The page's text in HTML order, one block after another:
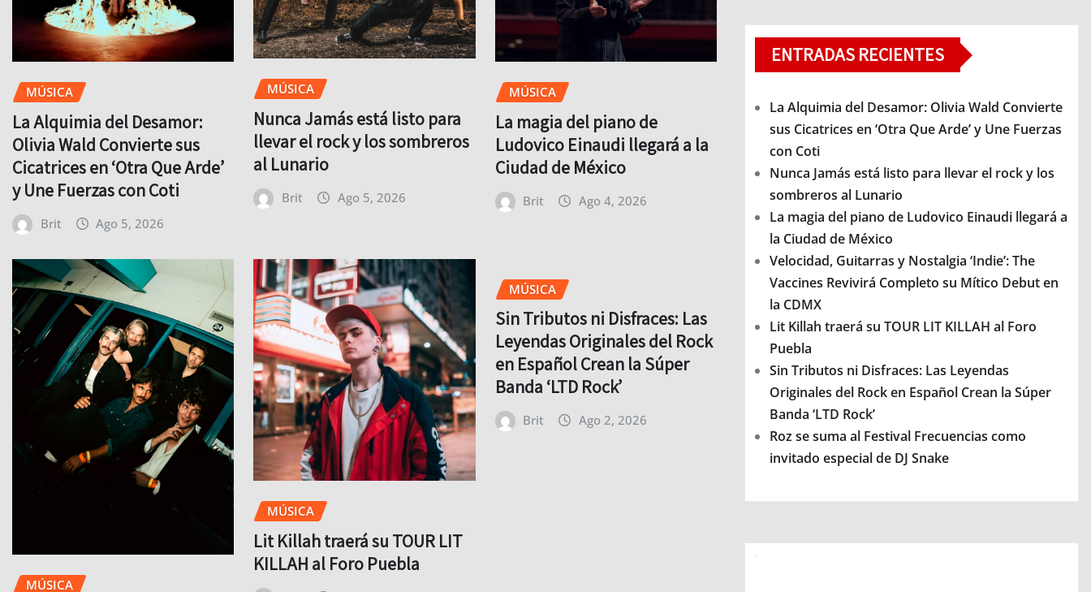
MÚSICA
La Alquimia del Desamor:
Olivia Wald Convierte sus
Cicatrices en ‘Otra Que Arde’
y Une Fuerzas con Coti
Brit Ago 5, 2026
MÚSICA
Nunca Jamás está listo para
llevar el rock y los sombreros
al Lunario
Brit Ago 5, 2026
MÚSICA
La magia del piano de
Ludovico Einaudi llegará a la
Ciudad de México
Brit Ago 4, 2026
MÚSICA
MÚSICA
Lit Killah traerá su TOUR LIT
KILLAH al Foro Puebla
MÚSICA
Sin Tributos ni Disfraces: Las
Leyendas Originales del Rock
en Español Crean la Súper
Banda ‘LTD Rock’
Brit Ago 2, 2026
ENTRADAS RECIENTES
La Alquimia del Desamor: Olivia Wald Convierte
sus Cicatrices en ‘Otra Que Arde’ y Une Fuerzas
con Coti
Nunca Jamás está listo para llevar el rock y los
sombreros al Lunario
La magia del piano de Ludovico Einaudi llegará a
la Ciudad de México
Velocidad, Guitarras y Nostalgia ‘Indie’: The
Vaccines Revivirá Completo su Mítico Debut en
la CDMX
Lit Killah traerá su TOUR LIT KILLAH al Foro
Puebla
Sin Tributos ni Disfraces: Las Leyendas
Originales del Rock en Español Crean la Súper
Banda ‘LTD Rock’
Roz se suma al Festival Frecuencias como
invitado especial de DJ Snake